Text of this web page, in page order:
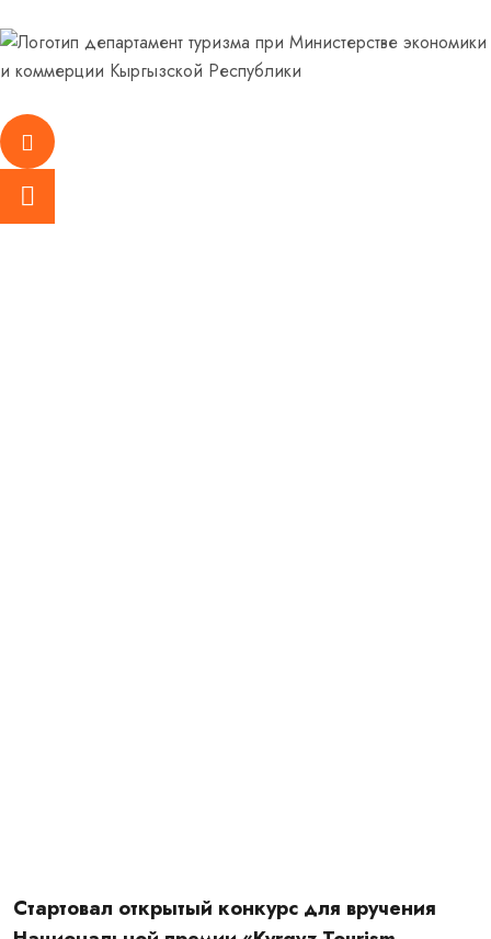
Стартовал открытый конкурс для вручения